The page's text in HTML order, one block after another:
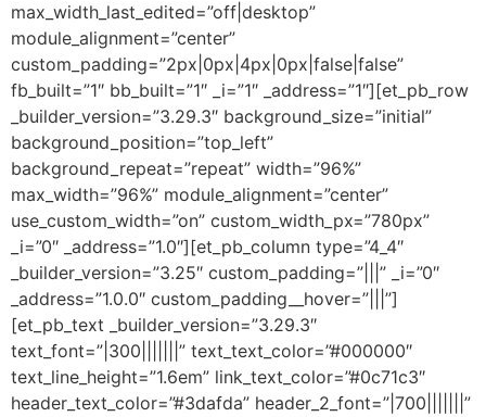
max_width_last_edited=”off|desktop”
module_alignment=”center”
custom_padding=”2px|0px|4px|0px|false|false”
fb_built=”1″ bb_built=”1″ _i=”1″ _address=”1″][et_pb_row
_builder_version=”3.29.3″ background_size=”initial”
background_position=”top_left”
background_repeat=”repeat” width=”96%”
max_width=”96%” module_alignment=”center”
use_custom_width=”on” custom_width_px=”780px”
_i=”0″ _address=”1.0″][et_pb_column type=”4_4″
_builder_version=”3.25″ custom_padding=”|||” _i=”0″
_address=”1.0.0″ custom_padding__hover=”|||”]
[et_pb_text _builder_version=”3.29.3″
text_font=”|300|||||||” text_text_color=”#000000″
text_line_height=”1.6em” link_text_color=”#0c71c3″
header_text_color=”#3dafda” header_2_font=”|700|||||||”